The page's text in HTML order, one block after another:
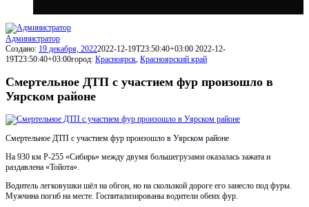
Администратор
Создано: 19 декабря, 20222022-12-19T23:50:40+03:00 2022-12-
19T23:50:40+03:00город: Красноярск, Красноярский край
Смертельное ДТП с участием фур произошло в
Уярском районе
Смертельное ДТП с участием фур произошло в Уярском районе
На 930 км Р-255 «Сибирь» между двумя большегрузами оказалась зажата и
раздавлена «Тойота».
Водитель легковушки шёл на обгон, но на скользкой дороге его занесло под фуры.
Мужчина погиб на месте. Госпитализированы водители обеих фур.